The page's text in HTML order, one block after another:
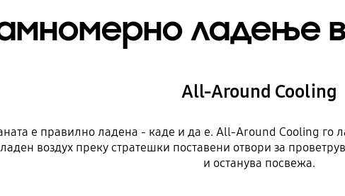
ладење
All-Around Cooling
е правилно ладена - каде и да е. All-Around Cooling го
воздух преку стратешки поставени отвори за
и останува посвежа.